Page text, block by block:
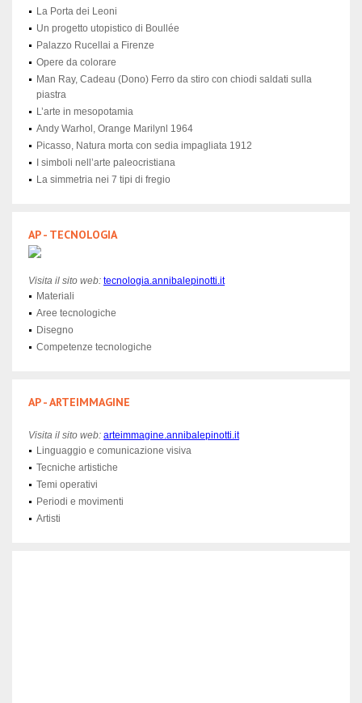
La Porta dei Leoni
Un progetto utopistico di Boullée
Palazzo Rucellai a Firenze
Opere da colorare
Man Ray, Cadeau (Dono) Ferro da stiro con chiodi saldati sulla
piastra
L’arte in mesopotamia
Andy Warhol, Orange Marilynl 1964
Picasso, Natura morta con sedia impagliata 1912
I simboli nell’arte paleocristiana
La simmetria nei 7 tipi di fregio
AP - TECNOLOGIA
Visita il sito web: tecnologia.annibalepinotti.it
Materiali
Aree tecnologiche
Disegno
Competenze tecnologiche
AP - ARTEIMMAGINE
Visita il sito web: arteimmagine.annibalepinotti.it
Linguaggio e comunicazione visiva
Tecniche artistiche
Temi operativi
Periodi e movimenti
Artisti